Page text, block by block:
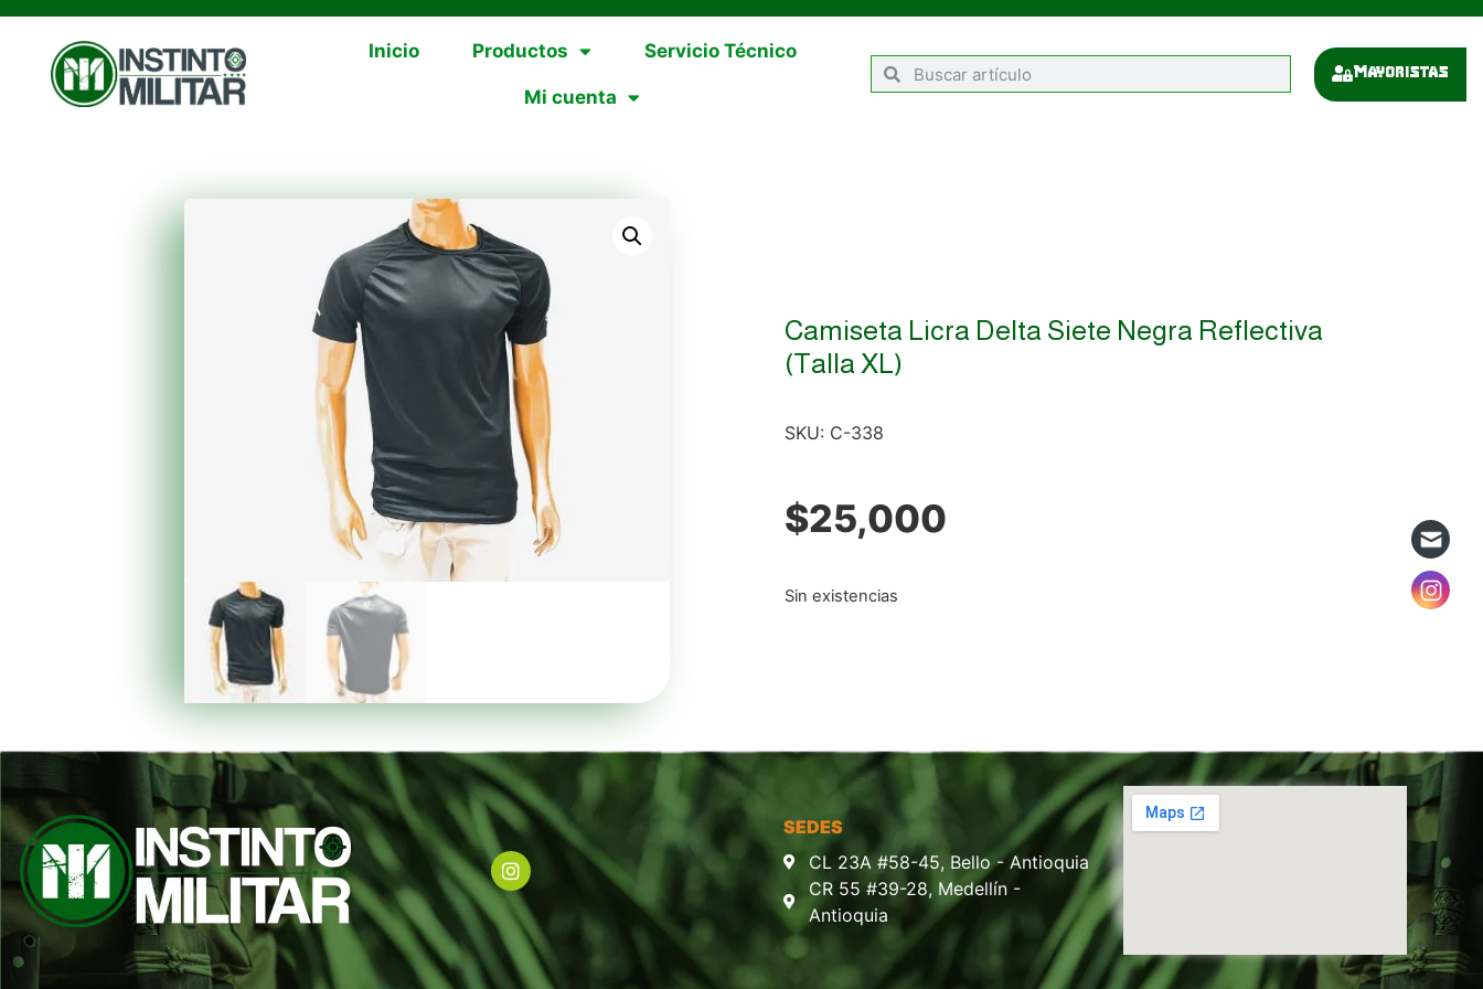
Inicio Productos Servicio Técnico
Mi cuenta
Mayoristas
Camiseta Licra Delta Siete Negra Reflectiva
(talla XL)
SKU: C-338
$25,000
Sin existencias
SEDES
CL 23A #58-45, Bello - Antioquia
CR 55 #39-28, Medellín -
Antioquia